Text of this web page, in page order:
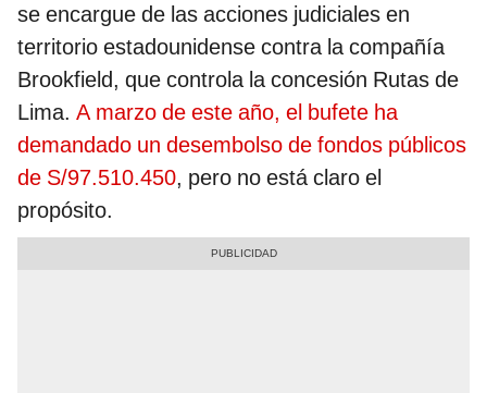
se encargue de las acciones judiciales en
territorio estadounidense contra la compañía
Brookfield, que controla la concesión Rutas de
Lima. A marzo de este año, el bufete ha
demandado un desembolso de fondos públicos
de S/97.510.450, pero no está claro el
propósito.